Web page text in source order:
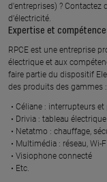
d'entreprises) ? Contactez
d’électricité.
Expertise et
​RPCE est une entreprise
électrique et aux
faire partie du dispositif
des produits des gammes : ​
Céliane : interrupteurs et
Drivia : tableau électrique ​
Netatmo : chauffage,
Multimédia : réseau, Wi-
Visiophone connecté​
Etc.​